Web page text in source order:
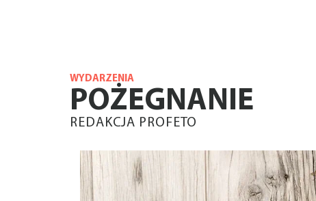
WYDARZENIA
POŻEGNANIE
REDAKCJA PROFETO